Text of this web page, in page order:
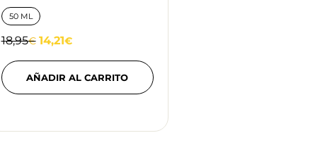
50 ML
18,95€ 14,21€
AÑADIR AL CARRITO